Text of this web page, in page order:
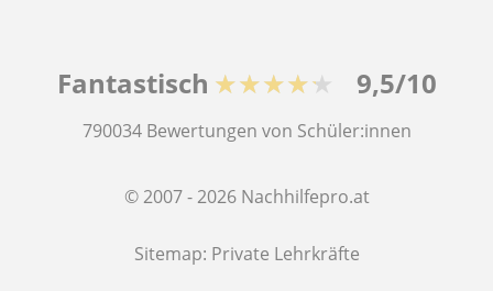
Fantastisch ★★★★★ 9,5/10
790034 Bewertungen von Schüler:innen
© 2007 - 2026 Nachhilfepro.at
Sitemap: Private Lehrkräfte